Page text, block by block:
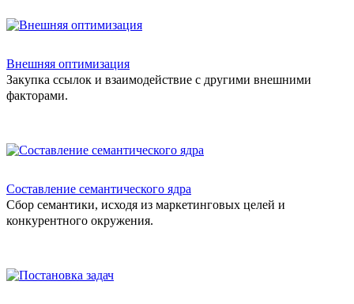
Внешняя оптимизация
Закупка ссылок и взаимодействие с другими внешними
факторами.
Составление семантического ядра
Сбор семантики, исходя из маркетинговых целей и
конкурентного окружения.